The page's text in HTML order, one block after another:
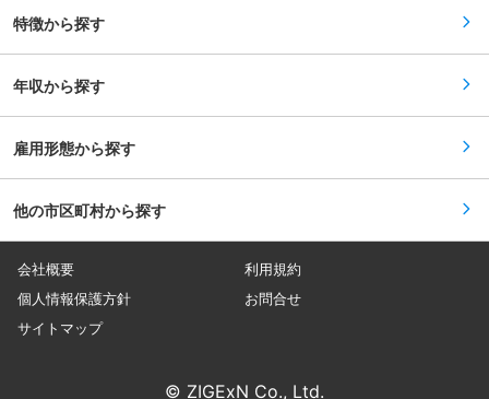
の定める業務
全社員に健康習慣アンケートを行い、健康への意
識向上・増進につなげる活動をしています。 ◎
社員がリフレッシュできるように年末年始・
業の取得及び職場復帰を個別にフォローする体制
◎2022年・2023年・2024年の「岐阜県ワーク・
ライフ・バランス推進企業」「健康経営優良法
人」に認定されました。
特徴から探す
年収から探す
雇用形態から探す
他の市区町村から探す
会社概要
利用規約
個人情報保護方針
お問合せ
サイトマップ
© ZIGExN Co., Ltd.